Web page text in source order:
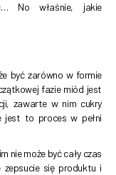
No właśnie, jakie
być zarówno w formie
fazie miód jest
zawarte w nim cukry
jest to proces w pełni
nie może być cały czas
się produktu i